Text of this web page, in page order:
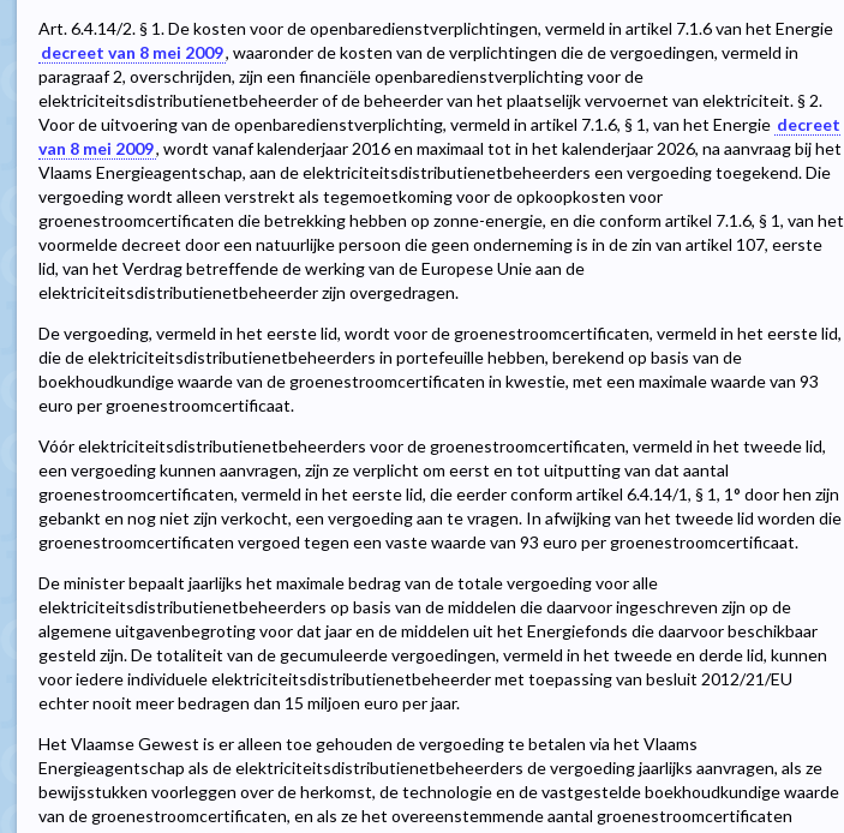
Art. 6.4.14/2. § 1. De kosten voor de openbaredienstverplichtingen, vermeld in artikel 7.1.6 van het Energie
decreet van 8 mei 2009, waaronder de kosten van de verplichtingen die de vergoedingen, vermeld in
paragraaf 2, overschrijden, zijn een financiële openbaredienstverplichting voor de
elektriciteitsdistributienetbeheerder of de beheerder van het plaatselijk vervoernet van elektriciteit. § 2.
Voor de uitvoering van de openbaredienstverplichting, vermeld in artikel 7.1.6, § 1, van het Energie decreet
van 8 mei 2009, wordt vanaf kalenderjaar 2016 en maximaal tot in het kalenderjaar 2026, na aanvraag bij het
Vlaams Energieagentschap, aan de elektriciteitsdistributienetbeheerders een vergoeding toegekend. Die
vergoeding wordt alleen verstrekt als tegemoetkoming voor de opkoopkosten voor
groenestroomcertificaten die betrekking hebben op zonne-energie, en die conform artikel 7.1.6, § 1, van het
voormelde decreet door een natuurlijke persoon die geen onderneming is in de zin van artikel 107, eerste
lid, van het Verdrag betreffende de werking van de Europese Unie aan de
elektriciteitsdistributienetbeheerder zijn overgedragen.
De vergoeding, vermeld in het eerste lid, wordt voor de groenestroomcertificaten, vermeld in het eerste lid,
die de elektriciteitsdistributienetbeheerders in portefeuille hebben, berekend op basis van de
boekhoudkundige waarde van de groenestroomcertificaten in kwestie, met een maximale waarde van 93
euro per groenestroomcertificaat.
Vóór elektriciteitsdistributienetbeheerders voor de groenestroomcertificaten, vermeld in het tweede lid,
een vergoeding kunnen aanvragen, zijn ze verplicht om eerst en tot uitputting van dat aantal
groenestroomcertificaten, vermeld in het eerste lid, die eerder conform artikel 6.4.14/1, § 1, 1° door hen zijn
gebankt en nog niet zijn verkocht, een vergoeding aan te vragen. In afwijking van het tweede lid worden die
groenestroomcertificaten vergoed tegen een vaste waarde van 93 euro per groenestroomcertificaat.
De minister bepaalt jaarlijks het maximale bedrag van de totale vergoeding voor alle
elektriciteitsdistributienetbeheerders op basis van de middelen die daarvoor ingeschreven zijn op de
algemene uitgavenbegroting voor dat jaar en de middelen uit het Energiefonds die daarvoor beschikbaar
gesteld zijn. De totaliteit van de gecumuleerde vergoedingen, vermeld in het tweede en derde lid, kunnen
voor iedere individuele elektriciteitsdistributienetbeheerder met toepassing van besluit 2012/21/EU
echter nooit meer bedragen dan 15 miljoen euro per jaar.
Het Vlaamse Gewest is er alleen toe gehouden de vergoeding te betalen via het Vlaams
Energieagentschap als de elektriciteitsdistributienetbeheerders de vergoeding jaarlijks aanvragen, als ze
bewijsstukken voorleggen over de herkomst, de technologie en de vastgestelde boekhoudkundige waarde
van de groenestroomcertificaten, en als ze het overeenstemmende aantal groenestroomcertificaten